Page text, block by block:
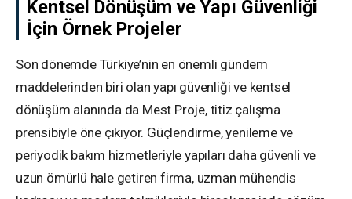
Kentsel Dönüşüm ve Yapı Güvenliği
İçin Örnek Projeler
Son dönemde Türkiye’nin en önemli gündem
maddelerinden biri olan yapı güvenliği ve kentsel
dönüşüm alanında da Mest Proje, titiz çalışma
prensibiyle öne çıkıyor. Güçlendirme, yenileme ve
periyodik bakım hizmetleriyle yapıları daha güvenli ve
uzun ömürlü hale getiren firma, uzman mühendis